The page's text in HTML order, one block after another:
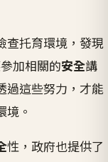
查托育環境，發現
加相關的安全講
過這些努力，才能
境。
性，政府也提供了